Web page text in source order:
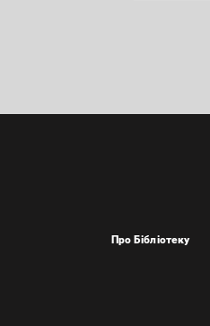
Про Бібліотеку